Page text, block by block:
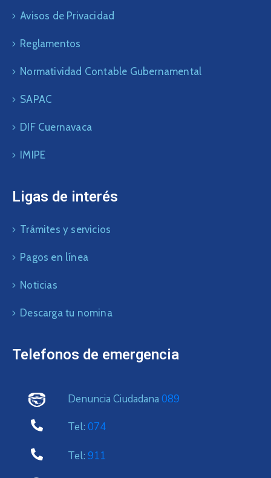
Avisos de Privacidad
Reglamentos
Normatividad Contable Gubernamental
SAPAC
DIF Cuernavaca
IMIPE
Ligas de interés
Trámites y servicios
Pagos en línea
Noticias
Descarga tu nomina
Telefonos de emergencia
Denuncia Ciudadana 089
Tel: 074
Tel: 911